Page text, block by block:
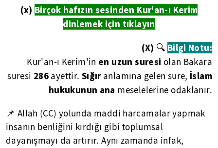
(x) Birçok hafızın sesinden Kur'an-ı Kerim
dinlemek için tıklayın
(X) 🔍 Bilgi Notu:
Kur'an-ı Kerim'in en uzun suresi olan Bakara
suresi 286 ayettir. Sığıranlamına gelen sure, İslam
hukukunun ana meselelerine odaklanır.
📌 Allah (CC) yolunda maddi harcamalar yapmak
insanın benliğini kırdığı gibi toplumsal
dayanışmayı da artırır. Aynı zamanda infak,